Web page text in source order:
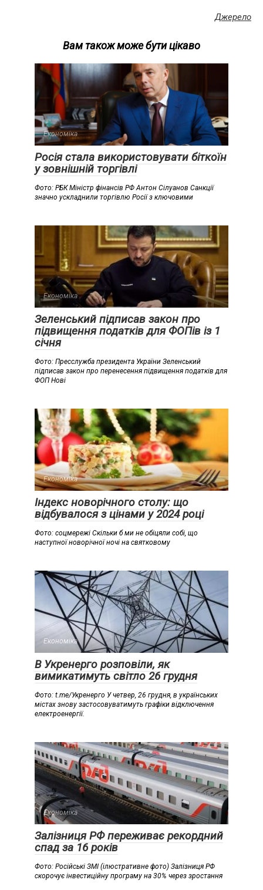
Джерело
Вам також може бути цікаво
Економіка
Росія стала використовувати біткоїн
у зовнішній торгівлі
Фото: РБК Міністр фінансів РФ Антон Сілуанов Санкції
значно ускладнили торгівлю Росії з ключовими
Економіка
Зеленський підписав закон про
підвищення податків для ФОПів із 1
січня
Фото: Пресслужба президента України Зеленський
підписав закон про перенесення підвищення податків для
ФОП Нові
Економіка
Індекс новорічного столу: що
відбувалося з цінами у 2024 році
Фото: соцмережі Скільки б ми не обіцяли собі, що
наступної новорічної ночі на святковому
Економіка
В Укренерго розповіли, як
вимикатимуть світло 26 грудня
Фото: t.me/Укренерго У четвер, 26 грудня, в українських
містах знову застосовуватимуть графіки відключення
електроенергії.
Економіка
Залізниця РФ переживає рекордний
спад за 16 років
Фото: Російські ЗМІ (ілюстративне фото) Залізниця РФ
скорочує інвестиційну програму на 30% через зростання